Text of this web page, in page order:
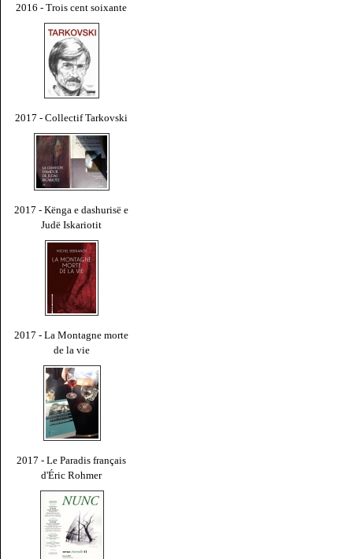
2016 - Trois cent soixante
2017 - Collectif Tarkovski
2017 - Kënga e dashurisë e
Judë Iskariotit
2017 - La Montagne morte
de la vie
2017 - Le Paradis français
d'Éric Rohmer